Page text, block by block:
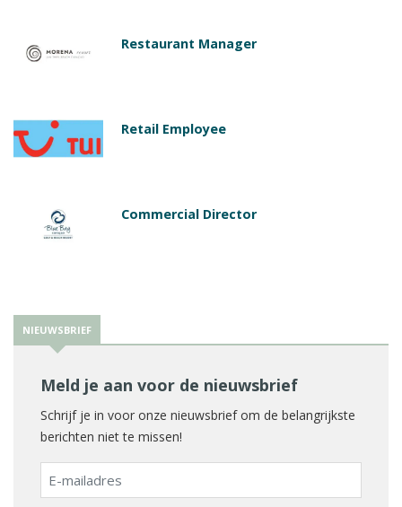
Restaurant Manager
Retail Employee
Commercial Director
NIEUWSBRIEF
Meld je aan voor de nieuwsbrief
Schrijf je in voor onze nieuwsbrief om de belangrijkste
berichten niet te missen!
E-
mailadres